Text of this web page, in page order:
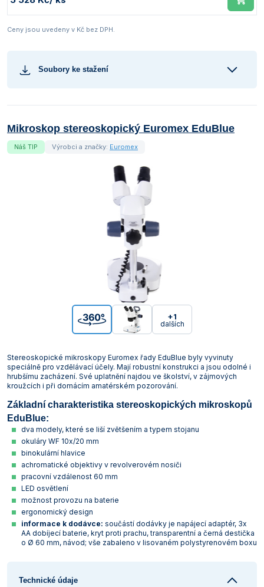
Ceny jsou uvedeny v Kč bez DPH.
Soubory ke stažení
Mikroskop stereoskopický Euromex EduBlue
+1
dalších
Náš TIP Výrobci a značky: Euromex
Stereoskopické mikroskopy Euromex řady EduBlue byly vyvinuty
speciálně pro vzdělávací účely. Mají robustní konstrukci a jsou odolné i
hrubšímu zacházení. Své uplatnění najdou ve školství, v zájmových
kroužcích i při domácím amatérském pozorování.
Základní charakteristika stereoskopických mikroskopů
EduBlue:
dva modely, které se liší zvětšením a typem stojanu
okuláry WF 10x/20 mm
binokulární hlavice
achromatické objektivy v revolverovém nosiči
pracovní vzdálenost 60 mm
LED osvětlení
možnost provozu na baterie
ergonomický design
informace k dodávce: součástí dodávky je napájecí adaptér, 3x
AA dobíjecí baterie, kryt proti prachu, transparentní a černá destička
o Ø 60 mm, návod; vše zabaleno v lisovaném polystyrenovém boxu
Technické údaje